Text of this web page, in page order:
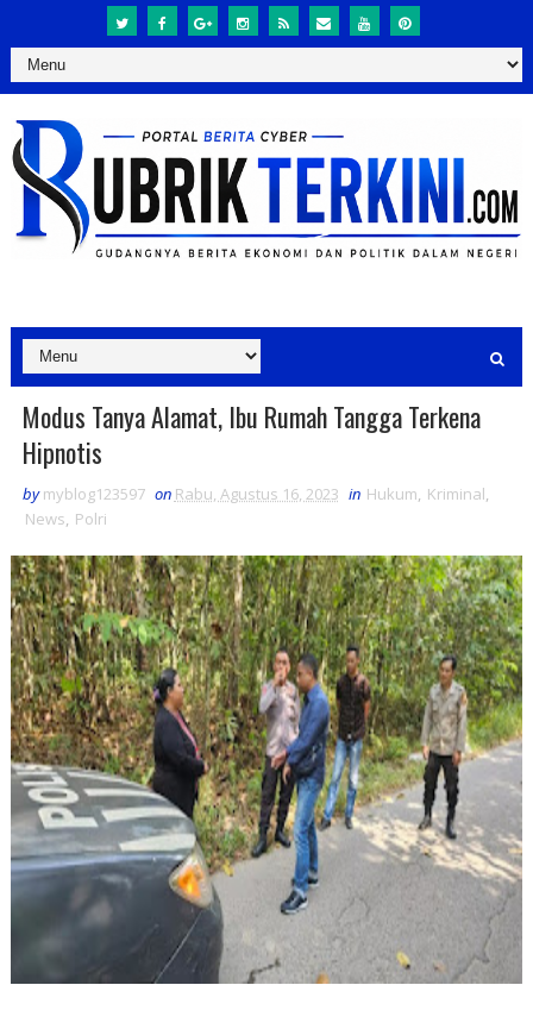
Modus Tanya Alamat, Ibu Rumah Tangga Terkena
Hipnotis
by myblog123597 on Rabu, Agustus 16, 2023 in Hukum, Kriminal,
News, Polri